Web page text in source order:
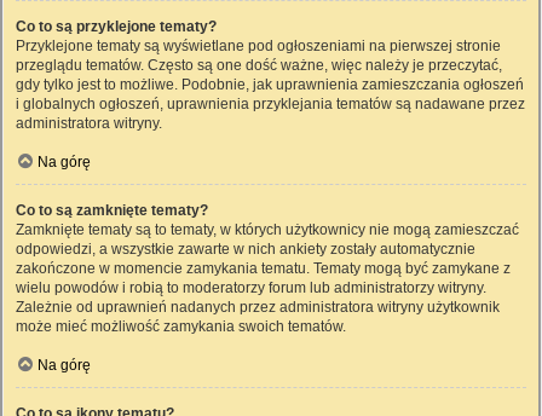
Co to są przyklejone tematy?
Przyklejone tematy są wyświetlane pod ogłoszeniami na pierwszej stronie
przeglądu tematów. Często są one dość ważne, więc należy je przeczytać,
gdy tylko jest to możliwe. Podobnie, jak uprawnienia zamieszczania ogłoszeń
i globalnych ogłoszeń, uprawnienia przyklejania tematów są nadawane przez
administratora witryny.
Na górę
Co to są zamknięte tematy?
Zamknięte tematy są to tematy, w których użytkownicy nie mogą zamieszczać
odpowiedzi, a wszystkie zawarte w nich ankiety zostały automatycznie
zakończone w momencie zamykania tematu. Tematy mogą być zamykane z
wielu powodów i robią to moderatorzy forum lub administratorzy witryny.
Zależnie od uprawnień nadanych przez administratora witryny użytkownik
może mieć możliwość zamykania swoich tematów.
Na górę